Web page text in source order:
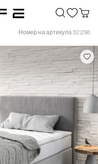
Номер на артикула 32258